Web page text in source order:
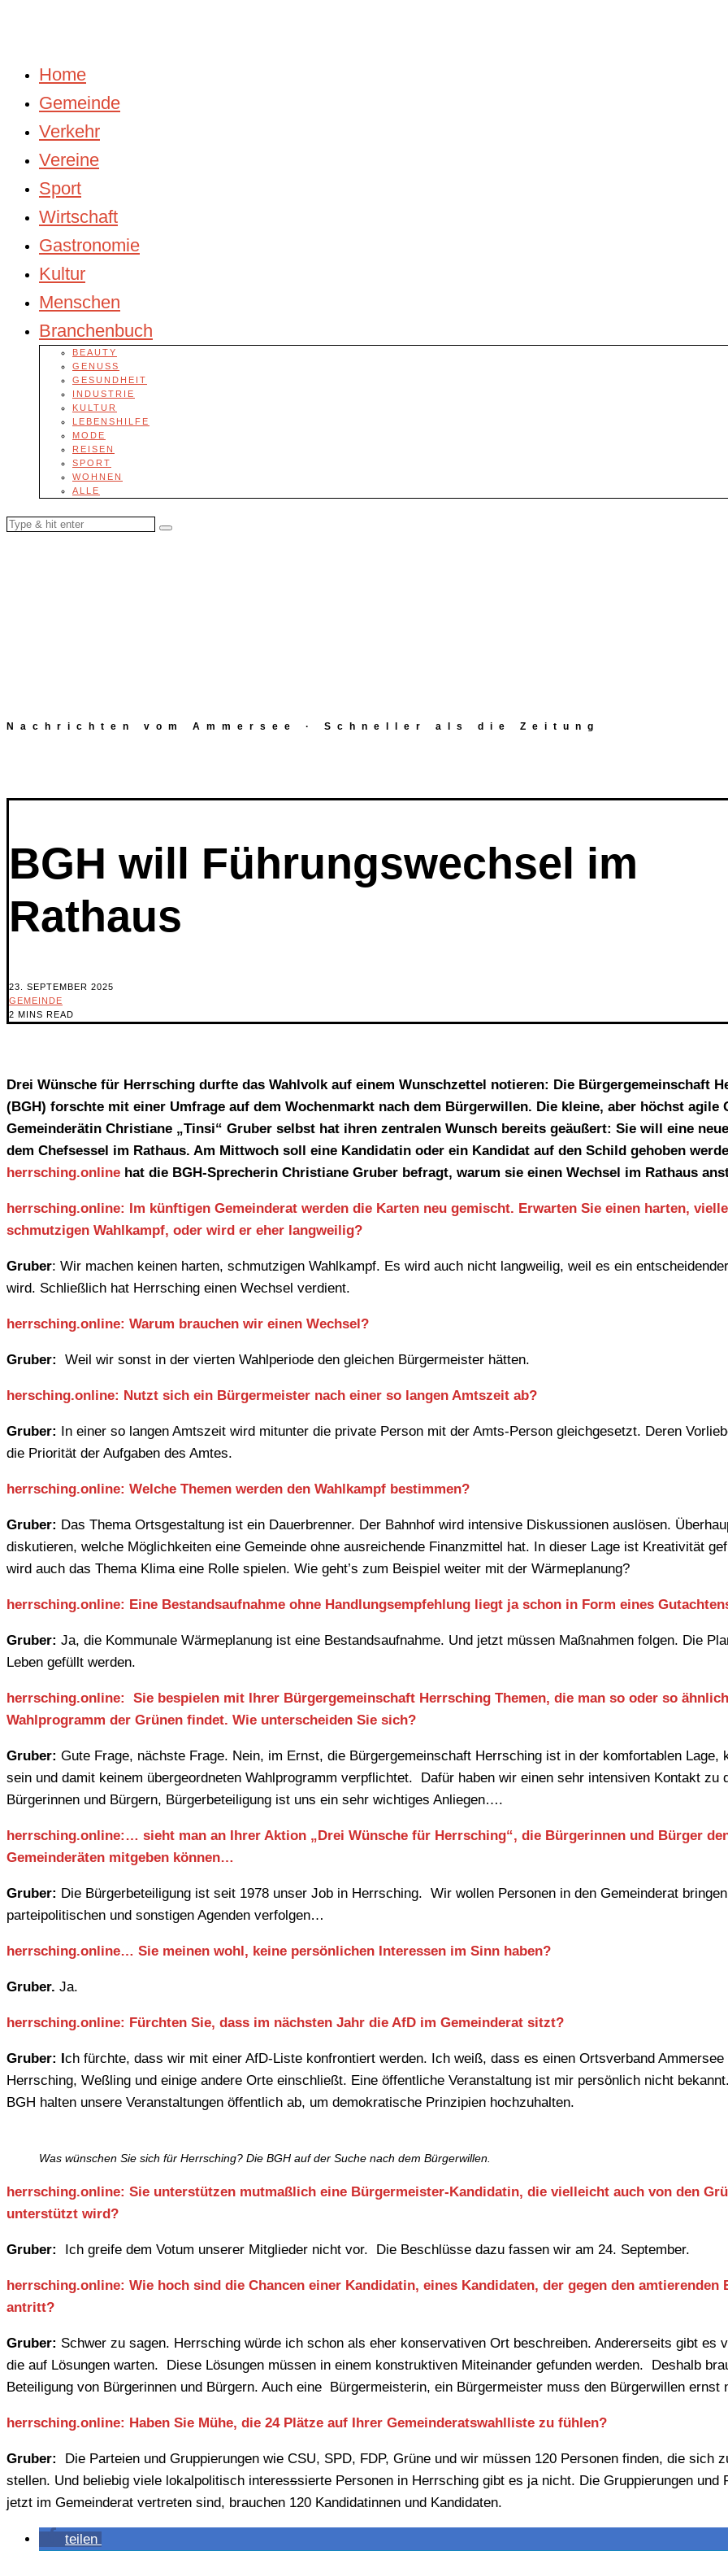
Home
Gemeinde
Verkehr
Vereine
Sport
Wirtschaft
Gastronomie
Kultur
Menschen
Branchenbuch
BEAUTY
GENUSS
GESUNDHEIT
INDUSTRIE
KULTUR
LEBENSHILFE
MODE
REISEN
SPORT
WOHNEN
ALLE
Nachrichten vom Ammersee · Schneller als die Zeitung
BGH will Führungswechsel im
Rathaus
23. SEPTEMBER 2025
GEMEINDE
2 MINS READ
Drei Wünsche für Herrsching durfte das Wahlvolk auf einem Wunschzettel notieren: Die Bürgergemeinschaft
(BGH) forschte mit einer Umfrage auf dem Wochenmarkt nach dem Bürgerwillen. Die kleine, aber höchst agile
Gemeinderätin Christiane „Tinsi“ Gruber selbst hat ihren zentralen Wunsch bereits geäußert: Sie will eine
dem Chefsessel im Rathaus. Am Mittwoch soll eine Kandidatin oder ein Kandidat auf den Schild gehoben
herrsching.online hat die BGH-Sprecherin Christiane Gruber befragt, warum sie einen Wechsel im Rathaus
herrsching.online: Im künftigen Gemeinderat werden die Karten neu gemischt. Erwarten Sie einen harten,
schmutzigen Wahlkampf, oder wird er eher langweilig?
Gruber: Wir machen keinen harten, schmutzigen Wahlkampf. Es wird auch nicht langweilig, weil es ein
wird. Schließlich hat Herrsching einen Wechsel verdient.
herrsching.online: Warum brauchen wir einen Wechsel?
Gruber: Weil wir sonst in der vierten Wahlperiode den gleichen Bürgermeister hätten.
hersching.online: Nutzt sich ein Bürgermeister nach einer so langen Amtszeit ab?
Gruber: In einer so langen Amtszeit wird mitunter die private Person mit der Amts-Person gleichgesetzt. Deren
die Priorität der Aufgaben des Amtes.
herrsching.online: Welche Themen werden den Wahlkampf bestimmen?
Gruber: Das Thema Ortsgestaltung ist ein Dauerbrenner. Der Bahnhof wird intensive Diskussionen auslösen.
diskutieren, welche Möglichkeiten eine Gemeinde ohne ausreichende Finanzmittel hat. In dieser Lage ist Kreativität
wird auch das Thema Klima eine Rolle spielen. Wie geht’s zum Beispiel weiter mit der Wärmeplanung?
herrsching.online: Eine Bestandsaufnahme ohne Handlungsempfehlung liegt ja schon in Form eines
Gruber: Ja, die Kommunale Wärmeplanung ist eine Bestandsaufnahme. Und jetzt müssen Maßnahmen folgen. Die
Leben gefüllt werden.
herrsching.online: Sie bespielen mit Ihrer Bürgergemeinschaft Herrsching Themen, die man so oder so
Wahlprogramm der Grünen findet. Wie unterscheiden Sie sich?
Gruber: Gute Frage, nächste Frage. Nein, im Ernst, die Bürgergemeinschaft Herrsching ist in der komfortablen Lage,
sein und damit keinem übergeordneten Wahlprogramm verpflichtet. Dafür haben wir einen sehr intensiven Kontakt zu
Bürgerinnen und Bürgern, Bürgerbeteiligung ist uns ein sehr wichtiges Anliegen….
herrsching.online:… sieht man an Ihrer Aktion „Drei Wünsche für Herrsching“, die Bürgerinnen und Bürger
Gemeinderäten mitgeben können…
Gruber: Die Bürgerbeteiligung ist seit 1978 unser Job in Herrsching. Wir wollen Personen in den Gemeinderat
parteipolitischen und sonstigen Agenden verfolgen…
herrsching.online… Sie meinen wohl, keine persönlichen Interessen im Sinn haben?
Gruber. Ja.
herrsching.online: Fürchten Sie, dass im nächsten Jahr die AfD im Gemeinderat sitzt?
Gruber: Ich fürchte, dass wir mit einer AfD-Liste konfrontiert werden. Ich weiß, dass es einen Ortsverband
Herrsching, Weßling und einige andere Orte einschließt. Eine öffentliche Veranstaltung ist mir persönlich nicht
BGH halten unsere Veranstaltungen öffentlich ab, um demokratische Prinzipien hochzuhalten.
Was wünschen Sie sich für Herrsching? Die BGH auf der Suche nach dem Bürgerwillen.
herrsching.online: Sie unterstützen mutmaßlich eine Bürgermeister-Kandidatin, die vielleicht auch von den
unterstützt wird?
Gruber: Ich greife dem Votum unserer Mitglieder nicht vor. Die Beschlüsse dazu fassen wir am 24. September.
herrsching.online: Wie hoch sind die Chancen einer Kandidatin, eines Kandidaten, der gegen den amtierenden
antritt?
Gruber: Schwer zu sagen. Herrsching würde ich schon als eher konservativen Ort beschreiben. Andererseits gibt es
die auf Lösungen warten. Diese Lösungen müssen in einem konstruktiven Miteinander gefunden werden. Deshalb
Beteiligung von Bürgerinnen und Bürgern. Auch eine Bürgermeisterin, ein Bürgermeister muss den Bürgerwillen ernst
herrsching.online: Haben Sie Mühe, die 24 Plätze auf Ihrer Gemeinderatswahlliste zu fühlen?
Gruber:
Die Parteien und Gruppierungen wie CSU, SPD, FDP, Grüne und wir müssen 120 Personen finden, die sich
stellen. Und beliebig viele lokalpolitisch interesssierte Personen in Herrsching gibt es ja nicht. Die Gruppierungen und
jetzt im Gemeinderat vertreten sind, brauchen 120 Kandidatinnen und Kandidaten.
teilen